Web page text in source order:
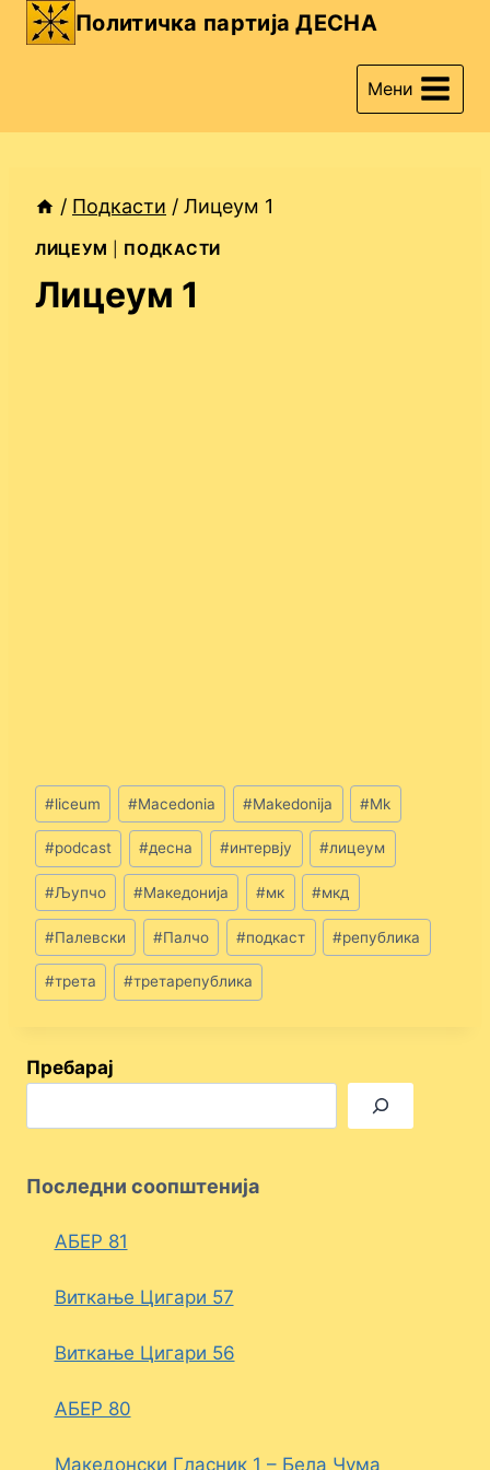
Skip
Политичка партија ДЕСНА
Мени
/ Подкасти / Лицеум 1
ЛИЦЕУМ ПОДКАСТИ
Лицеум 1
Post
Tags:
#liceum #Macedonia #Makedonija #Mk
#podcast #десна #интервју #лицеум
#Љупчо #Македонија #мк #мкд
#Палевски #Палчо #подкаст #република
#трета #третарепублика
Пребарај
Последни соопштенија
АБЕР 81
Виткање Цигари 57
Виткање Цигари 56
АБЕР 80
Македонски Гласник 1 – Бела Чума